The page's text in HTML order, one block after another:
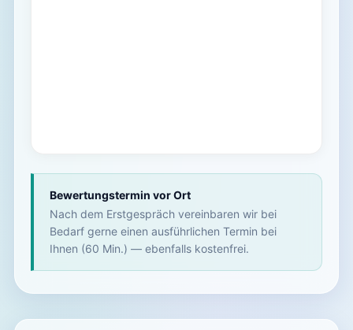
Bewertungstermin vor Ort
Nach dem Erstgespräch vereinbaren wir bei
Bedarf gerne einen ausführlichen Termin bei
Ihnen (60 Min.) — ebenfalls kostenfrei.